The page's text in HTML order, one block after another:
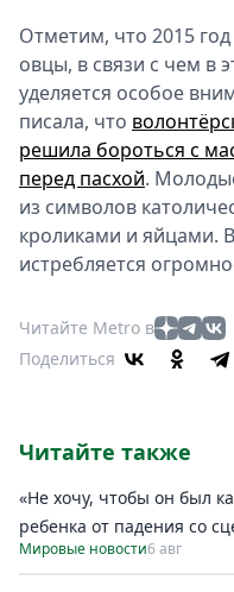
Отметим, что 2015
овцы, в связи с чем в
уделяется особое
писала, что
решила бороться с
перед пасхой.
из символов
кроликами и яйцами.
истребляется
Читайте Metro в
Поделиться
Читайте также
«Не хочу, чтобы он был
ребенка от падения со
Мировые новости6 авг